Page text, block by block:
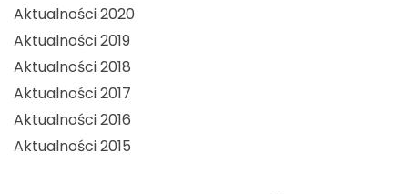
Aktualności 2020
Aktualności 2019
Aktualności 2018
Aktualności 2017
Aktualności 2016
Aktualności 2015